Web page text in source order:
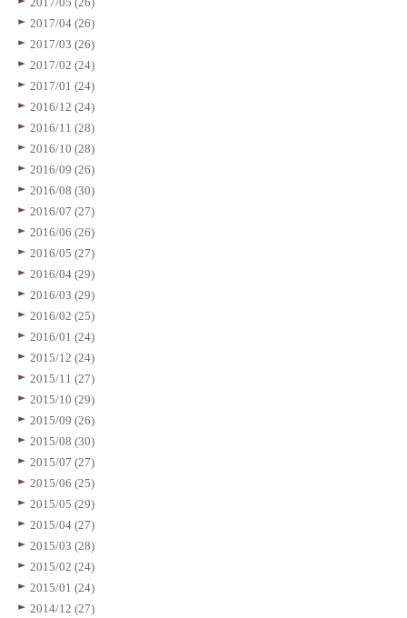
2017/04 (26)
2017/03 (26)
2017/02 (24)
2017/01 (24)
2016/12 (24)
2016/11 (28)
2016/10 (28)
2016/09 (26)
2016/08 (30)
2016/07 (27)
2016/06 (26)
2016/05 (27)
2016/04 (29)
2016/03 (29)
2016/02 (25)
2016/01 (24)
2015/12 (24)
2015/11 (27)
2015/10 (29)
2015/09 (26)
2015/08 (30)
2015/07 (27)
2015/06 (25)
2015/05 (29)
2015/04 (27)
2015/03 (28)
2015/02 (24)
2015/01 (24)
2014/12 (27)